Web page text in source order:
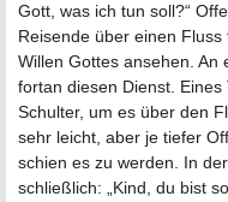
Gott, was ich tun soll?“
Reisende über einen
Willen Gottes ansehen.
fortan diesen Dienst.
Schulter, um es über den
sehr leicht, aber je tiefer
schien es zu werden. In
schließlich: „Kind, du bist